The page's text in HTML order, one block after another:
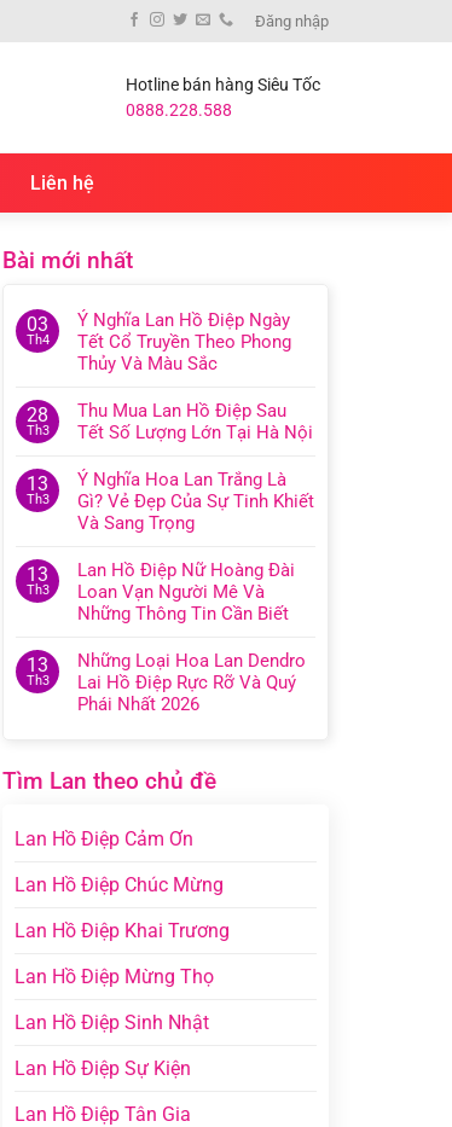
Đăng nhập
Hotline bán hàng Siêu Tốc
0888.228.588
Liên hệ
Bài mới nhất
03
Th4
Ý Nghĩa Lan Hồ Điệp Ngày
Tết Cổ Truyền Theo Phong
Thủy Và Màu Sắc
28
Th3
Thu Mua Lan Hồ Điệp Sau
Tết Số Lượng Lớn Tại Hà Nội
13
Th3
Ý Nghĩa Hoa Lan Trắng Là
Gì? Vẻ Đẹp Của Sự Tinh Khiết
Và Sang Trọng
13
Th3
Lan Hồ Điệp Nữ Hoàng Đài
Loan Vạn Người Mê Và
Những Thông Tin Cần Biết
13
Th3
Những Loại Hoa Lan Dendro
Lai Hồ Điệp Rực Rỡ Và Quý
Phái Nhất 2026
Tìm Lan theo chủ đề
Lan Hồ Điệp Cảm Ơn
Lan Hồ Điệp Chúc Mừng
Lan Hồ Điệp Khai Trương
Lan Hồ Điệp Mừng Thọ
Lan Hồ Điệp Sinh Nhật
Lan Hồ Điệp Sự Kiện
Lan Hồ Điệp Tân Gia